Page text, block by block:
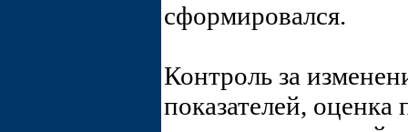
сформировался.
Контроль за
показателей, оценка